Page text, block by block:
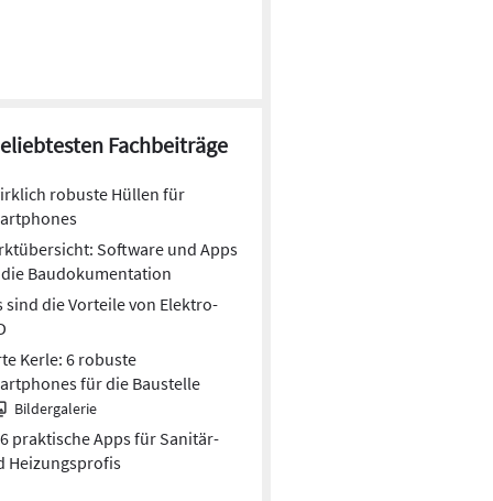
Fachbeiträge
robuste Hüllen für
Software und Apps
Baudokumentation
sind die Vorteile von Elektro-
Kerle: 6 robuste
für die Baustelle
Bildergalerie
6 praktische Apps für Sanitär-
Heizungsprofis